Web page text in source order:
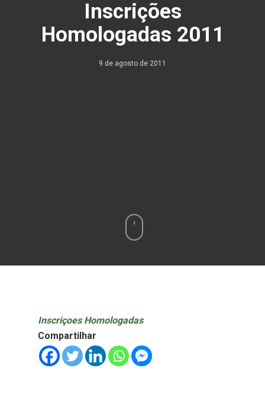
Inscrições
Homologadas 2011
9 de agosto de 2011
Inscriçoes Homologadas
Compartilhar